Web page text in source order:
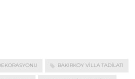
BAKIRKÖY VILLA TADILATI